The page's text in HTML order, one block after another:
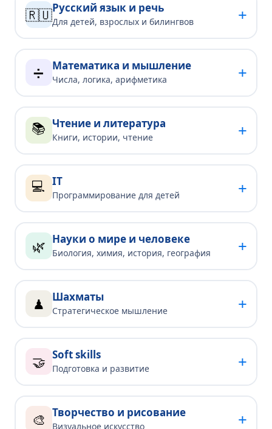
🇷🇺Русский язык и речь
Для детей, взрослых и билингвов +
➗ Математика и мышление
Числа, логика, арифметика +
📚 Чтение и литература
Книги, истории, чтение +
💻 IT
Программирование для детей +
🌿 Науки о мире и человеке
Биология, химия, история, география +
♟ Шахматы
Стратегическое мышление +
🤝 Soft skills
Подготовка и развитие +
🎨 Творчество и рисование
Визуальное искусство +